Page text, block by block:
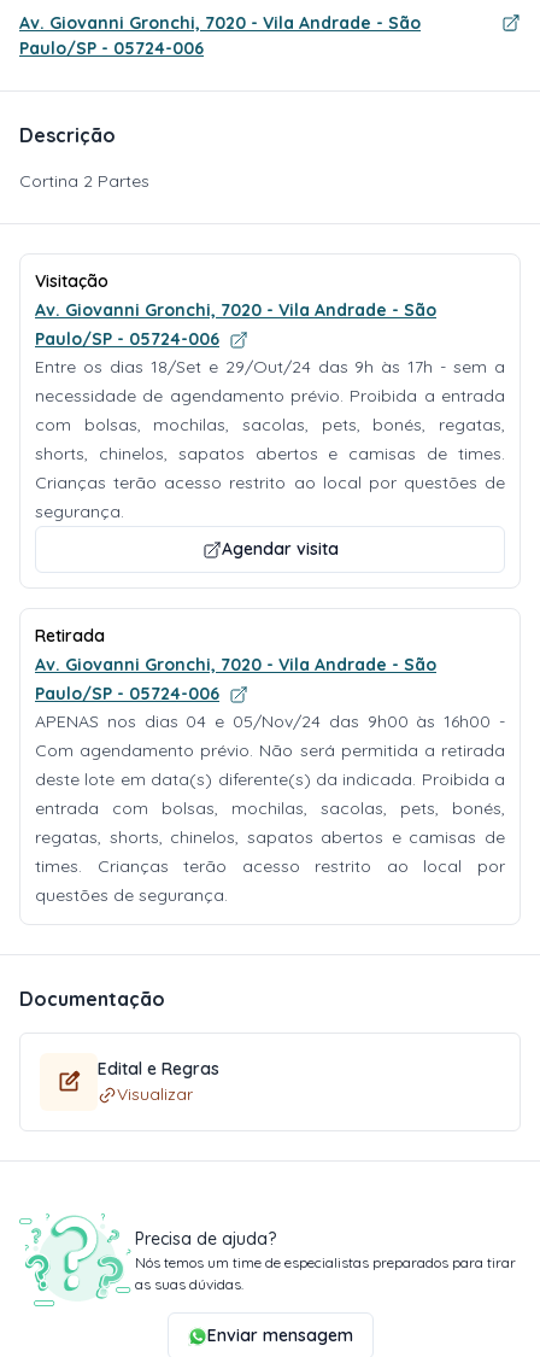
Av. Giovanni Gronchi, 7020 - Vila Andrade - São
Paulo/SP - 05724-006
Descrição
Cortina 2 Partes
Visitação
Av. Giovanni Gronchi, 7020 - Vila Andrade - São
Paulo/SP - 05724-006
Entre os dias 18/Set e 29/Out/24 das 9h às 17h - sem a
necessidade de agendamento prévio. Proibida a entrada
com bolsas, mochilas, sacolas, pets, bonés, regatas,
shorts, chinelos, sapatos abertos e camisas de times.
Crianças terão acesso restrito ao local por questões de
segurança.
Agendar visita
Retirada
Av. Giovanni Gronchi, 7020 - Vila Andrade - São
Paulo/SP - 05724-006
APENAS nos dias 04 e 05/Nov/24 das 9h00 às 16h00 -
Com agendamento prévio. Não será permitida a retirada
deste lote em data(s) diferente(s) da indicada. Proibida a
entrada com bolsas, mochilas, sacolas, pets, bonés,
regatas, shorts, chinelos, sapatos abertos e camisas de
times. Crianças terão acesso restrito ao local por
questões de segurança.
Documentação
Edital e Regras
Visualizar
Precisa de ajuda?
Nós temos um time de especialistas preparados para tirar
as suas dúvidas.
Enviar mensagem